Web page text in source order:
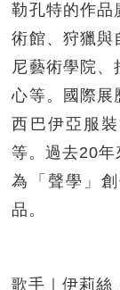
勒孔特的作品
術館、狩獵與
尼藝術學院、
心等。國際展
西巴伊亞服
等。過去20年
為「聲學」
品。
歌手｜伊莉絲